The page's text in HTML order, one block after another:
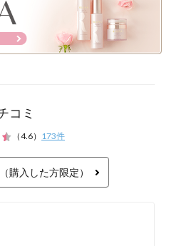
コミ
（4.6） 173件
購入した方限定）